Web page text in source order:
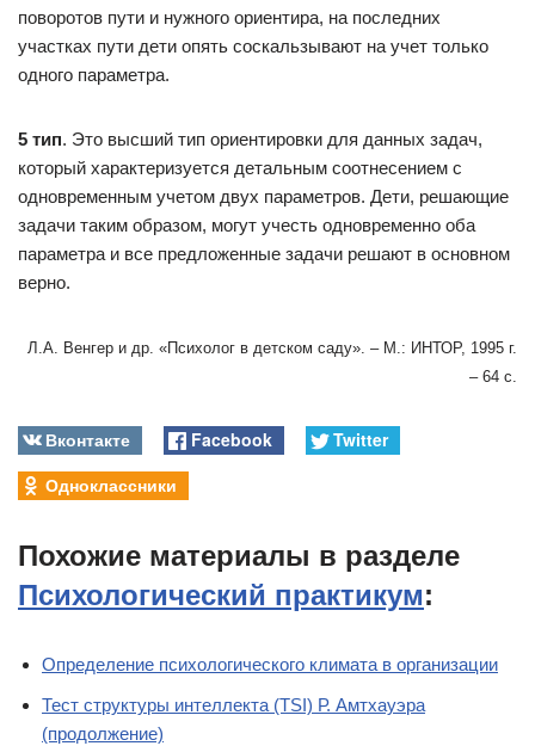
поворотов пути и нужного ориентира, на последних
участках пути дети опять соскальзывают на учет только
одного параметра.
5 тип. Это высший тип ориентировки для данных задач,
который характеризуется детальным соотнесением с
одновременным учетом двух параметров. Дети, решающие
задачи таким образом, могут учесть одновременно оба
параметра и все предложенные задачи решают в основном
верно.
Л.А. Венгер и др. «Психолог в детском саду». – М.: ИНТОР, 1995 г.
– 64 с.
Вконтакте Facebook
Twitter
Одноклассники
Похожие материалы в разделе
Психологический практикум:
Определение психологического климата в организации
Тест структуры интеллекта (TSI) Р. Амтхауэра
(продолжение)